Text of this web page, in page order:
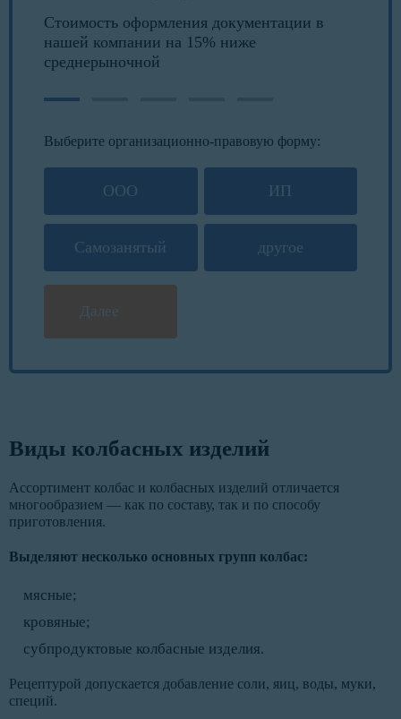
Стоимость оформления документации в
нашей компании на 15% ниже
среднерыночной
Выберите организационно-правовую форму:
ООО ИП
Самозанятый другое
Далее
Виды колбасных изделий
Ассортимент колбас и колбасных изделий отличается
многообразием — как по составу, так и по способу
приготовления.
Выделяют несколько основных групп колбас:
мясные;
кровяные;
субпродуктовые колбасные изделия.
Рецептурой допускается добавление соли, яиц, воды, муки,
специй.